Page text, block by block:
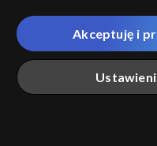
Pojanie
które wskazujemy poniżej,
przez nas identyfikatora
Twoje dane osobowe
Ciebie naszych
„Portalem”, w tym
Akceptuję i